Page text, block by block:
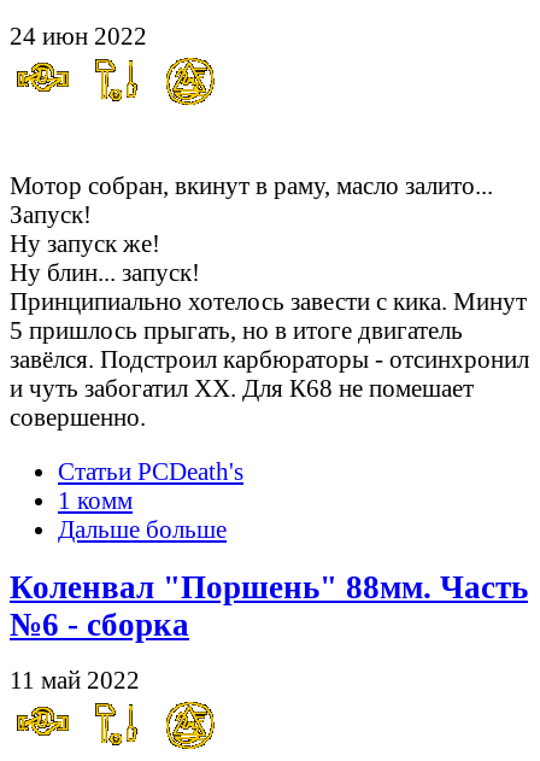
24 июн 2022
Мотор собран, вкинут в раму, масло залито...
Запуск!
Ну запуск же!
Ну блин... запуск!
Принципиально хотелось завести с кика. Минут
5 пришлось прыгать, но в итоге двигатель
завёлся. Подстроил карбюраторы - отсинхронил
и чуть забогатил ХХ. Для К68 не помешает
совершенно.
Статьи PCDeath's
1 комм
Дальше больше
Коленвал "Поршень" 88мм. Часть
№6 - сборка
11 май 2022